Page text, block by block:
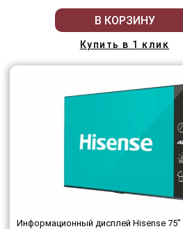
В КОРЗИНУ
Купить в 1 клик
Информационный дисплей Hisense 75"